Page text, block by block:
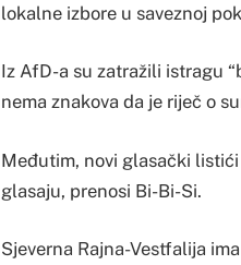
lokalne izbore u saveznoj
Iz AfD-a su zatražili istragu
nema znakova da je riječ o
Međutim, novi glasački
glasaju, prenosi Bi-Bi-Si.
Sjeverna Rajna-Vestfalija